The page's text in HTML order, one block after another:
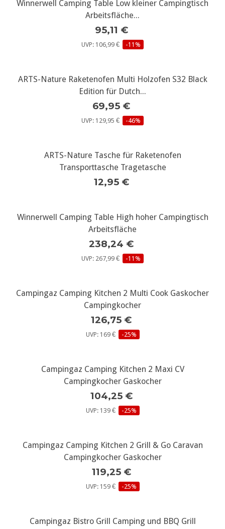
Winnerwell Camping Table Low kleiner Campingtisch
Arbeitsfläche...
95,11 €
UVP: 106,99 € -11%
ARTS-Nature Raketenofen Multi Holzofen S32 Black
Edition für Dutch...
69,95 €
UVP: 129,95 € -46%
ARTS-Nature Tasche für Raketenofen
Transporttasche Tragetasche
12,95 €
Winnerwell Camping Table High hoher Campingtisch
Arbeitsfläche
238,24 €
UVP: 267,99 € -11%
Campingaz Camping Kitchen 2 Multi Cook Gaskocher
Campingkocher
126,75 €
UVP: 169 € -25%
Campingaz Camping Kitchen 2 Maxi CV
Campingkocher Gaskocher
104,25 €
UVP: 139 € -25%
Campingaz Camping Kitchen 2 Grill & Go Caravan
Campingkocher Gaskocher
119,25 €
UVP: 159 € -25%
Campingaz Bistro Grill Camping und BBQ Grill